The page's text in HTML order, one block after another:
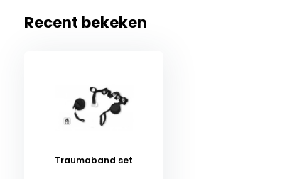
Recent bekeken
Traumaband set